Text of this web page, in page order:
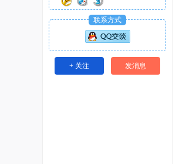
联系方式
+ 关注 发消息